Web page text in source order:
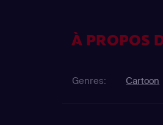
À PROPOS
Genres: Cartoon